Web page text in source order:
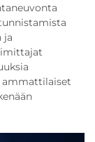
ja
ammattilaiset